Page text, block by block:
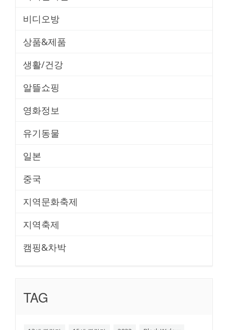
비디오방
상품&제품
생활/건강
알뜰쇼핑
영화정보
유기동물
일본
중국
지역문화축제
지역축제
캠핑&차박
TAG